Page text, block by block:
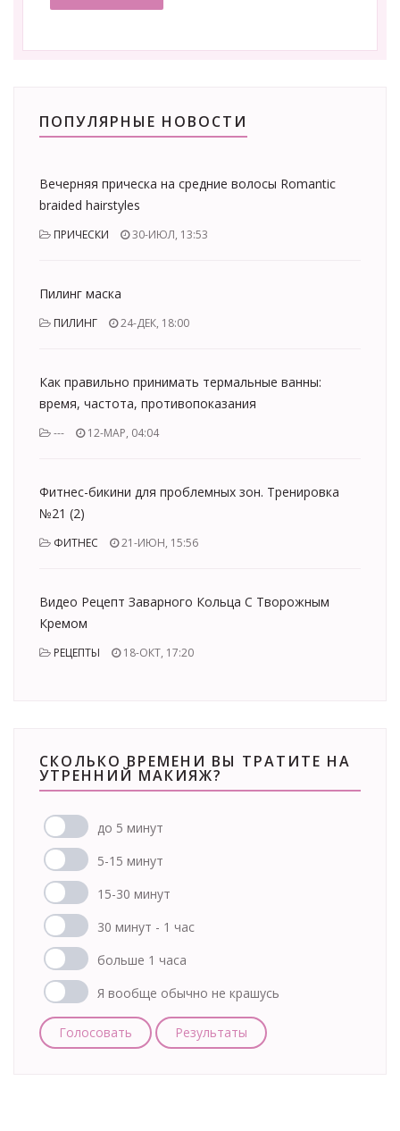
ПОПУЛЯРНЫЕ НОВОСТИ
Вечерняя прическа на средние волосы Romantic
braided hairstyles
ПРИЧЕСКИ 30-ИЮЛ, 13:53
Пилинг маска
ПИЛИНГ 24-ДЕК, 18:00
Как правильно принимать термальные ванны:
время, частота, противопоказания
--- 12-МАР, 04:04
Фитнес-бикини для проблемных зон. Тренировка
№21 (2)
ФИТНЕС 21-ИЮН, 15:56
Видео Рецепт Заварного Кольца С Творожным
Кремом
РЕЦЕПТЫ 18-ОКТ, 17:20
СКОЛЬКО ВРЕМЕНИ ВЫ ТРАТИТЕ НА
УТРЕННИЙ МАКИЯЖ?
до 5 минут
5-15 минут
15-30 минут
30 минут - 1 час
больше 1 часа
Я вообще обычно не крашусь
Голосовать Результаты